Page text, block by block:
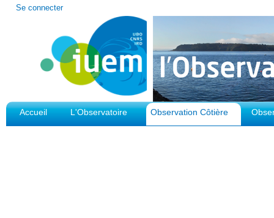
Outils
Se connecter
Accueil L'Observatoire Observation Côtière